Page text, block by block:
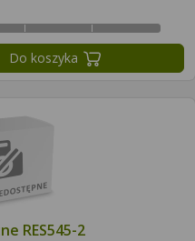
Do koszyka
RES545-2